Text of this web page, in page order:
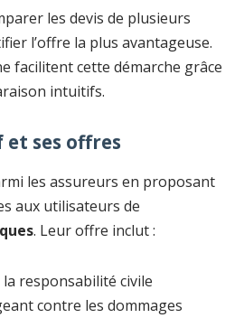
les devis de plusieurs
l’offre la plus avantageuse.
facilitent cette démarche grâce
intuitifs.
et ses offres
les assureurs en proposant
aux utilisateurs de
. Leur offre inclut :
responsabilité civile
contre les dommages